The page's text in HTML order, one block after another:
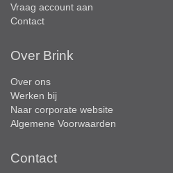
Vraag account aan
Contact
Over Brink
Over ons
Werken bij
Naar corporate website
Algemene Voorwaarden
Contact